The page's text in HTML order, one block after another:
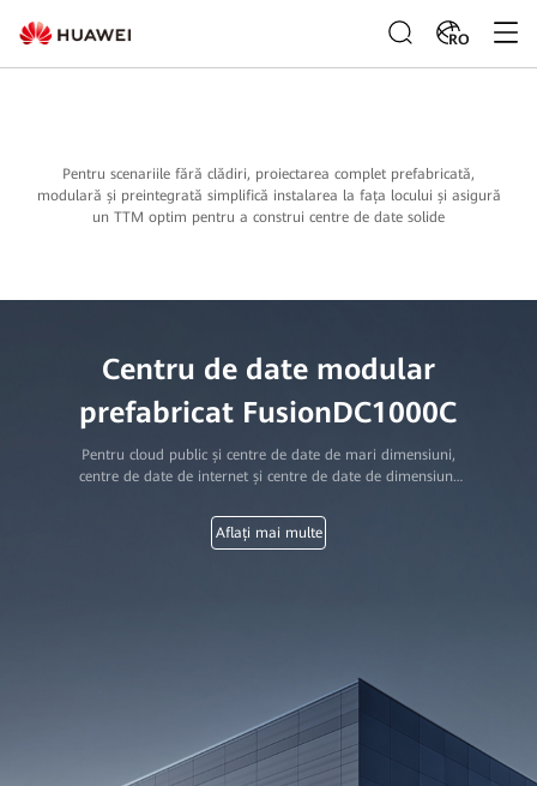
RO
Pentru scenariile fără clădiri, proiectarea complet prefabricată,
modulară și preintegrată simplifică instalarea la fața locului și asigură
un TTM optim pentru a construi centre de date solide
Centru de date modular
prefabricat FusionDC1000C
Pentru cloud public și centre de date de mari dimensiuni,
centre de date de internet și centre de date de dimensiuni
administrațiilor publice și instituțiilor financiare
Aflați mai multe